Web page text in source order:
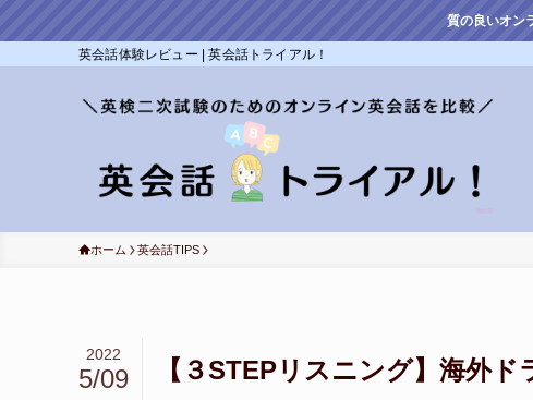
質の良いオン
英会話体験レビュー | 英会話トライアル！
ホーム 英会話TIPS
【３STEPリスニング】海外
2022
5/09